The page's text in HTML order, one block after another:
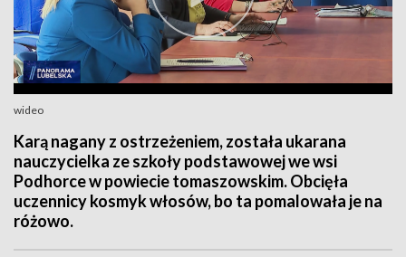
wideo
Karą nagany z ostrzeżeniem, została ukarana
nauczycielka ze szkoły podstawowej we wsi
Podhorce w powiecie tomaszowskim. Obcięła
uczennicy kosmyk włosów, bo ta pomalowała je na
różowo.